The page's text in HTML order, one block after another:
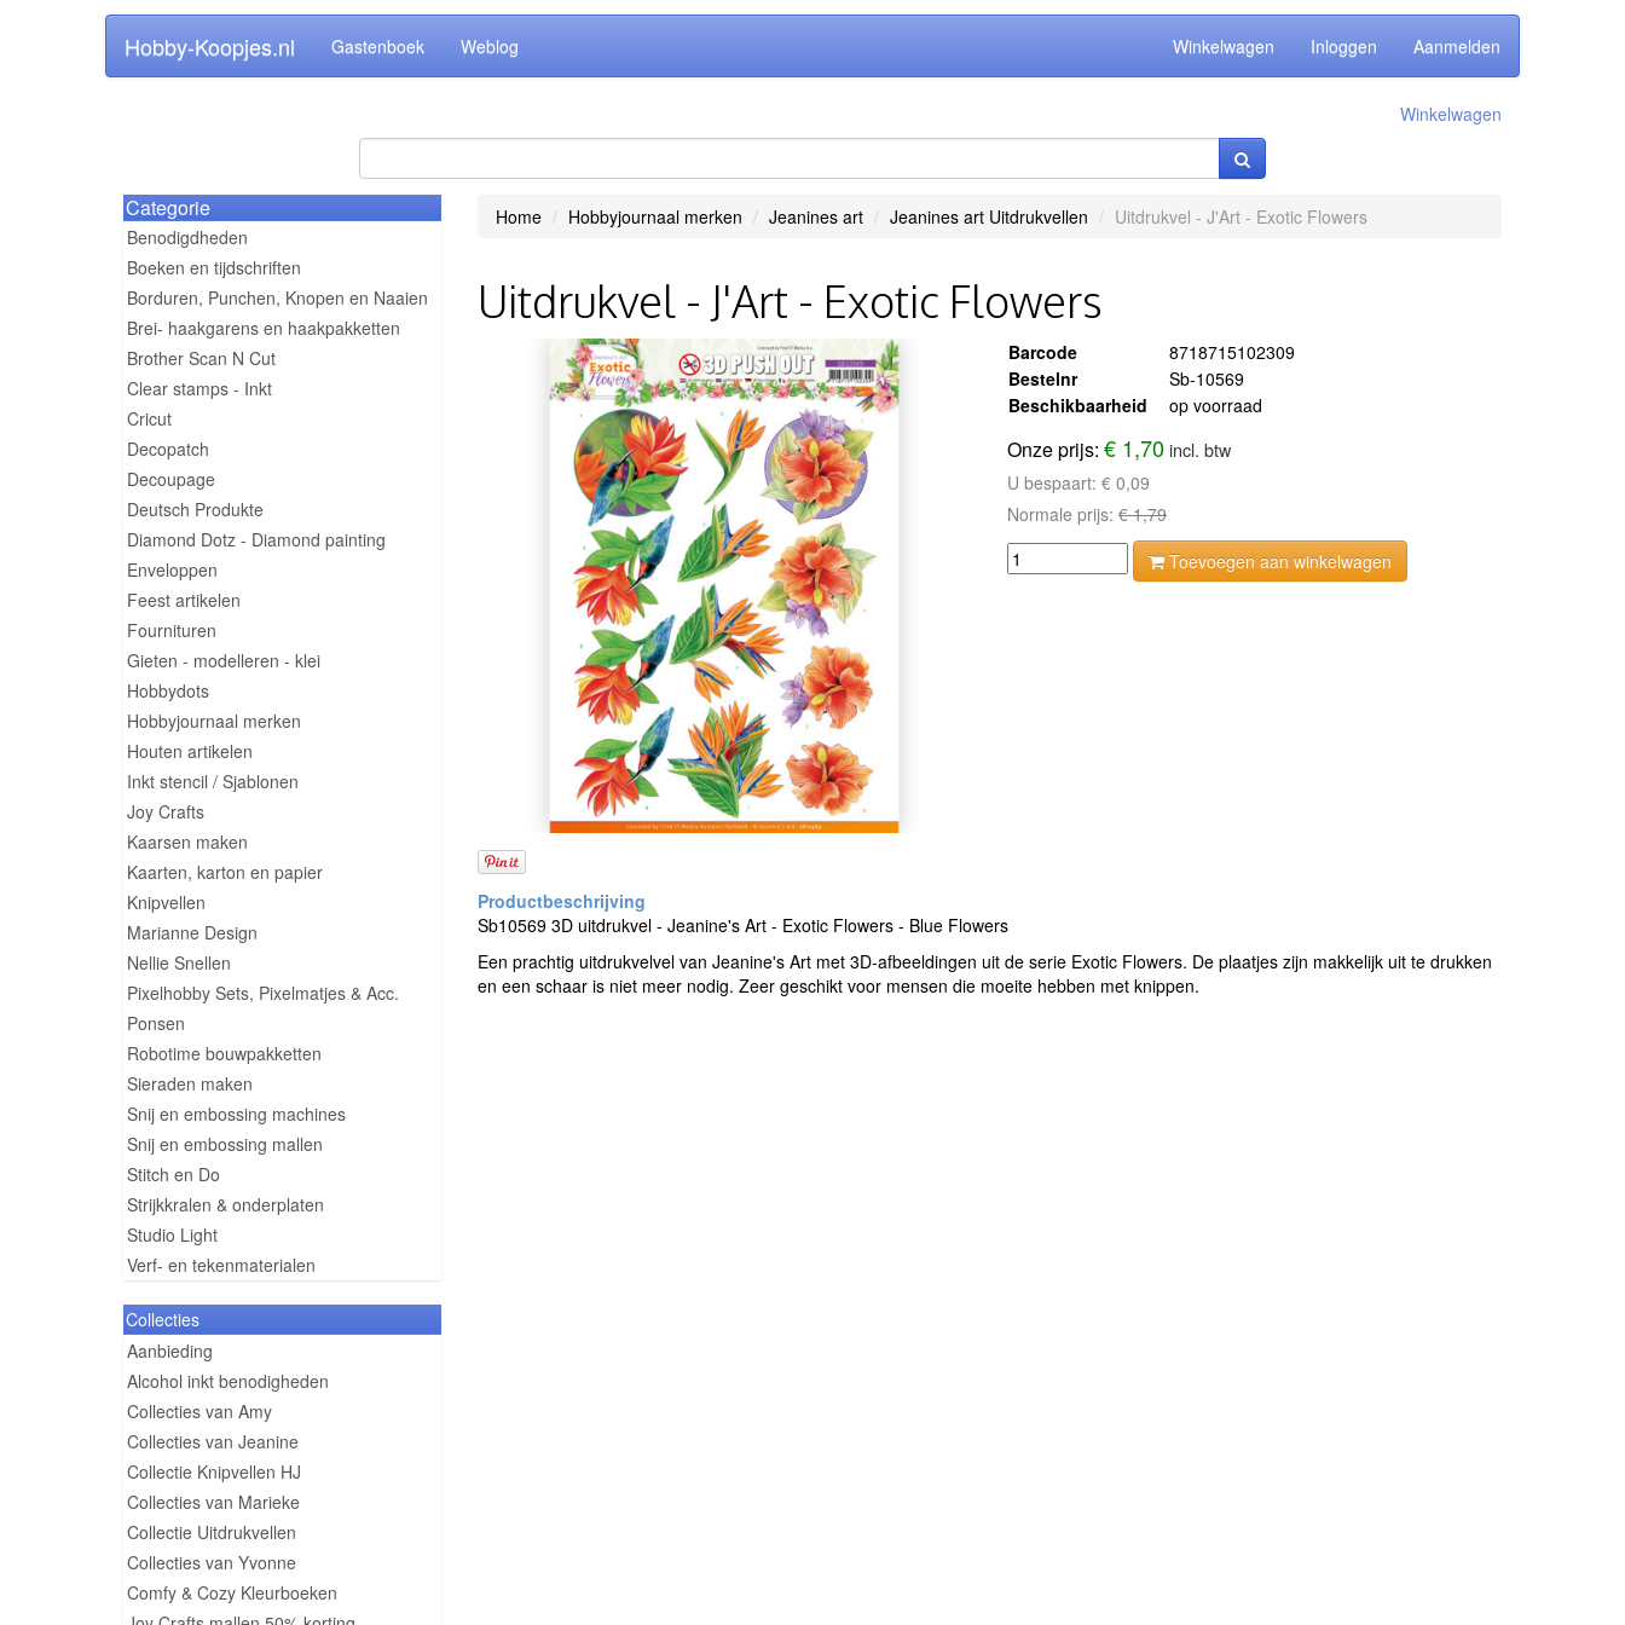
Hobby-Koopjes.nl Gastenboek Weblog Winkelwagen Inloggen Aanmelden
Winkelwagen
Categorie
Benodigdheden
Boeken en tijdschriften
Borduren, Punchen, Knopen en Naaien
Brei- haakgarens en haakpakketten
Brother Scan N Cut
Clear stamps - Inkt
Cricut
Decopatch
Decoupage
Deutsch Produkte
Diamond Dotz - Diamond painting
Enveloppen
Feest artikelen
Fournituren
Gieten - modelleren - klei
Hobbydots
Hobbyjournaal merken
Houten artikelen
Inkt stencil / Sjablonen
Joy Crafts
Kaarsen maken
Kaarten, karton en papier
Knipvellen
Marianne Design
Nellie Snellen
Pixelhobby Sets, Pixelmatjes & Acc.
Ponsen
Robotime bouwpakketten
Sieraden maken
Snij en embossing machines
Snij en embossing mallen
Stitch en Do
Strijkkralen & onderplaten
Studio Light
Verf- en tekenmaterialen
Collecties
Aanbieding
Alcohol inkt benodigheden
Collecties van Amy
Collecties van Jeanine
Collectie Knipvellen HJ
Collecties van Marieke
Collectie Uitdrukvellen
Collecties van Yvonne
Comfy & Cozy Kleurboeken
Home Hobbyjournaal merken Jeanines art Jeanines art Uitdrukvellen Uitdrukvel - J'Art - Exotic Flowers
Uitdrukvel - J'Art - Exotic Flowers
Barcode
8718715102309
Bestelnr
Sb-10569
Beschikbaarheid
op voorraad
Onze prijs:€ 1,70 incl. btw
U bespaart:€ 0,09
Normale prijs:€ 1,79
Toevoegen aan winkelwagen
Sb10569 3D uitdrukvel - Jeanine's Art - Exotic Flowers - Blue Flowers
Een prachtig uitdrukvelvel van Jeanine's Art met 3D-afbeeldingen uit de serie Exotic Flowers. De plaatjes zijn makkelijk uit te drukken
en een schaar is niet meer nodig. Zeer geschikt voor mensen die moeite hebben met knippen.